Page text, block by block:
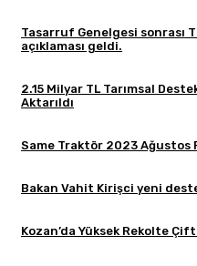
Tasarruf Genelgesi sonrası
açıklaması geldi.
2.15 Milyar TL Tarımsal
Aktarıldı
Same Traktör 2023 Ağustos
Bakan Vahit Kirişci yeni
Kozan’da Yüksek Rekolte